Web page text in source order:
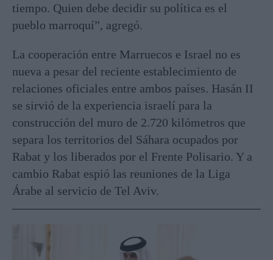
tiempo. Quien debe decidir su política es el
pueblo marroquí”, agregó.
La cooperación entre Marruecos e Israel no es
nueva a pesar del reciente establecimiento de
relaciones oficiales entre ambos países. Hasán II
se sirvió de la experiencia israelí para la
construcción del muro de 2.720 kilómetros que
separa los territorios del Sáhara ocupados por
Rabat y los liberados por el Frente Polisario. Y a
cambio Rabat espió las reuniones de la Liga
Árabe al servicio de Tel Aviv.